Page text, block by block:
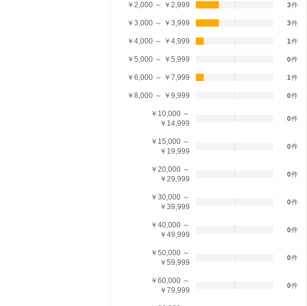
￥2,000 ～ ￥2,999 3件
￥3,000 ～ ￥3,999 3件
￥4,000 ～ ￥4,999 1件
￥5,000 ～ ￥5,999 0件
￥6,000 ～ ￥7,999 1件
￥8,000 ～ ￥9,999 0件
￥10,000 ～
￥14,999
0件
￥15,000 ～
￥19,999
0件
￥20,000 ～
￥29,999
0件
￥30,000 ～
￥39,999
0件
￥40,000 ～
￥49,999
0件
￥50,000 ～
￥59,999
0件
￥60,000 ～
￥79,999
0件